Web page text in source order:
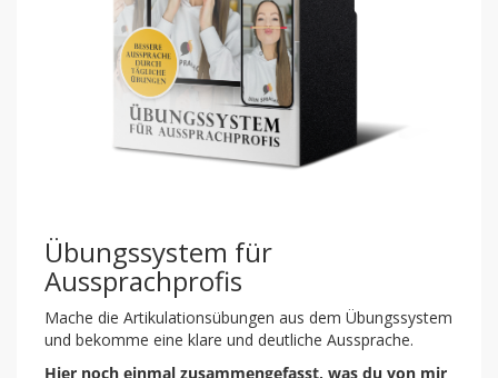
Übungssystem für
Aussprachprofis
Mache die Artikulationsübungen aus dem Übungssystem
und bekomme eine klare und deutliche Aussprache.
Hier noch einmal zusammengefasst, was du von mir